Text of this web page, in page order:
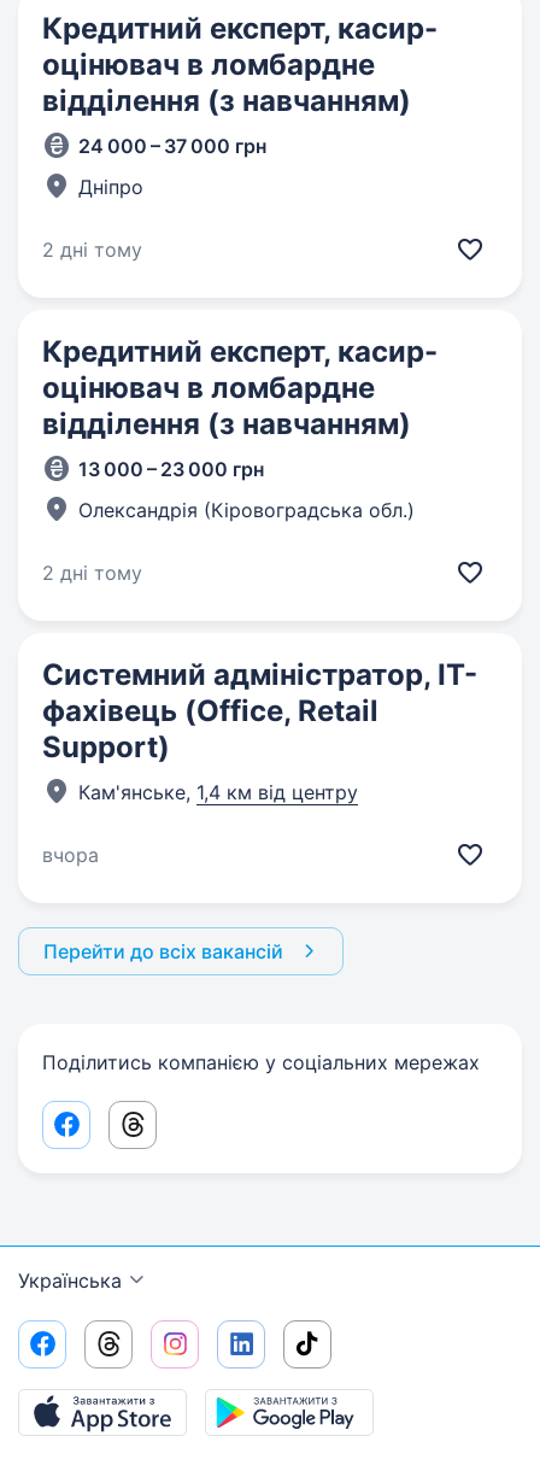
Кредитний експерт, касир-
оцінювач в ломбардне
відділення (з навчанням)
24 000 – 37 000 грн
Дніпро
2 дні тому
Кредитний експерт, касир-
оцінювач в ломбардне
відділення (з навчанням)
13 000 – 23 000 грн
Олександрія (Кіровоградська обл.)
2 дні тому
Системний адміністратор, IT-
фахівець (Office, Retail
Support)
Кам'янське, 1,4 км від центру
вчора
Перейти до всіх вакансій
Поділитись компанією у соціальних мережах
Facebook share link
Threads share link
Українська